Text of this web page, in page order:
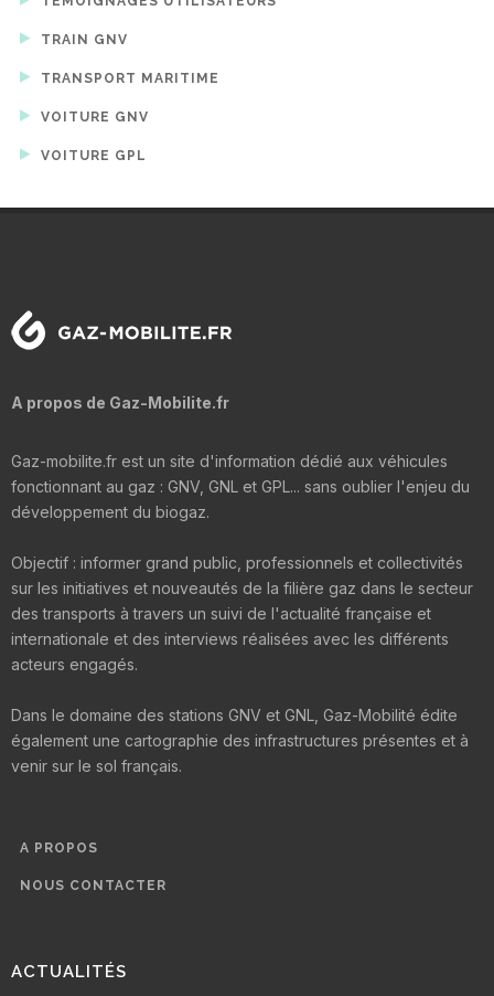
TRAIN GNV
TRANSPORT MARITIME
VOITURE GNV
VOITURE GPL
A propos de Gaz-Mobilite.fr
Gaz-mobilite.fr est un site d'information dédié aux véhicules
fonctionnant au gaz : GNV, GNL et GPL... sans oublier l'enjeu du
développement du biogaz.
Objectif : informer grand public, professionnels et collectivités
sur les initiatives et nouveautés de la filière gaz dans le secteur
des transports à travers un suivi de l'actualité française et
internationale et des interviews réalisées avec les différents
acteurs engagés.
Dans le domaine des stations GNV et GNL, Gaz-Mobilité édite
également une cartographie des infrastructures présentes et à
venir sur le sol français.
A PROPOS
NOUS CONTACTER
ACTUALITÉS